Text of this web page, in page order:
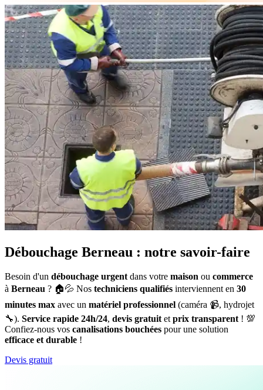
Débouchage Berneau : notre savoir-faire
Besoin d'un débouchage urgentdans votre maison ou commerce
à Berneau ? 🏠💦 Nos techniciens qualifiés interviennent en 30
minutes max avec un matériel professionnel (caméra 📹, hydrojet
🔧). Service rapide 24h/24, devis gratuitetprix transparent! 💯
Confiez-nous vos canalisations bouchées pour une solution
efficace et durable !
Devis gratuit